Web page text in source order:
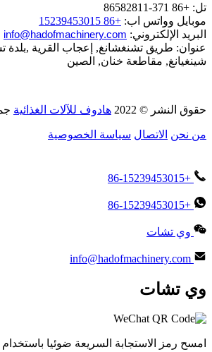
تل: +86 371-86582811
موبايل وواتس اب: +86 15239453015
البريد الإلكتروني: info@hadofmachinery.com
عنوان: طريق تشنغشانغ, إعجاب القرية ,بلدة
شينغيانغ, مقاطعة خنان, الصين
حقوق النشر © 2022 هادوف للآلات الغذائية
من نحن الاتصال سياسة الخصوصية
+86-15239453015
+86-15239453015
وي تشات
info@hadofmachinery.com
وي تشات
امسح رمز الاستجابة السريعة ضوئيا باستخدام WeChat